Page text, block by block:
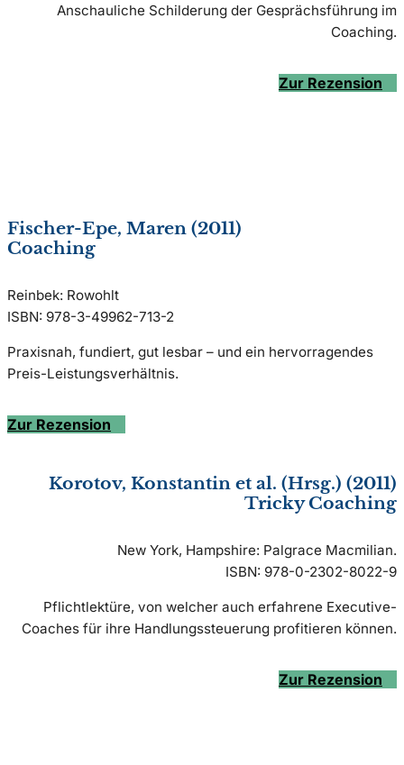
Anschauliche Schilderung der Gesprächsführung im
Coaching.
Zur Rezension
Fischer-Epe, Maren (2011)
Coaching
Reinbek: Rowohlt
ISBN: 978-3-49962-713-2
Praxisnah, fundiert, gut lesbar – und ein hervorragendes
Preis-Leistungsverhältnis.
Zur Rezension
Korotov, Konstantin et al. (Hrsg.) (2011)
Tricky Coaching
New York, Hampshire: Palgrace Macmilian.
ISBN: 978-0-2302-8022-9
Pflichtlektüre, von welcher auch erfahrene Executive-
Coaches für ihre Handlungssteuerung profitieren können.
Zur Rezension